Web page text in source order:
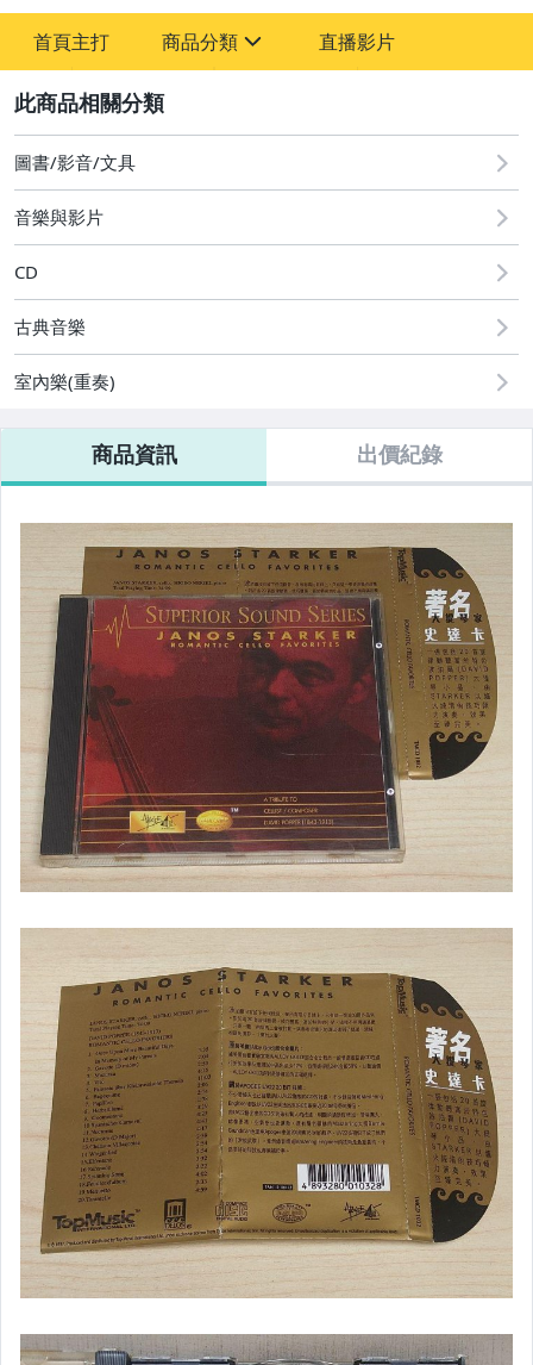
首頁主打 商品分類
圖書/影音/文具
玩具、模型與公仔
直播影片
圖書/影音/文具
音樂與影片
CD
古典音樂
室內樂(重奏)
商品資訊 出價紀錄